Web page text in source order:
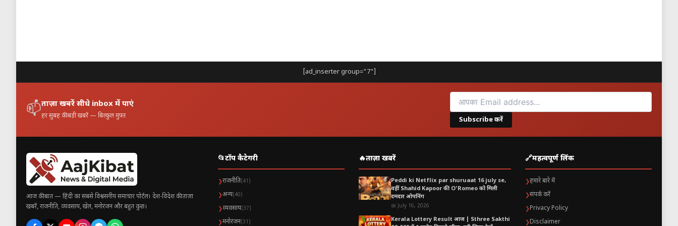
हालांकि अधिकारियों ने स्पष्ट किया है कि इस घटना से किसी प्रकार के नुकसान की सूचना नहीं मिली है। यह पूरी तरह प्राकृतिक खगोलीय घटना थी और लोगों के
लिए एक दुर्लभ दृश्य साबित हुई। आसमान में कुछ सेकंड के लिए चमकी यह रहस्यमयी रोशनी अब सोशल मीडिया और समाचारों की सुर्खियां बन चुकी है।
[ad_inserter group="7"]
📫ताज़ा खबरें सीधे inbox में पाएं
हर सुबह की बड़ी खबरें — बिल्कुल मुफ़्त Subscribe करें
आज की बात — हिंदी का सबसे विश्वसनीय समाचार पोर्टल। देश-विदेश की ताज़ा
खबरें, राजनीति, व्यवसाय, खेल, मनोरंजन और बहुत कुछ।
📂टॉप कैटेगरी
❯राजनीति(41)
❯अन्य(40)
❯व्यवसाय(37)
❯मनोरंजन(31)
🔥ताज़ा खबरें
Peddi ki Netflix par shuruaat 16 july se,
वहीं Shahid Kapoor की O’Romeo को मिली
दमदार ओपनिंग
📅 July 16, 2026
Kerala Lottery Result आज | Sthree Sakthi
🔗महत्वपूर्ण लिंक
❯हमारे बारे में
❯संपर्क करें
❯Privacy Policy
❯Disclaimer